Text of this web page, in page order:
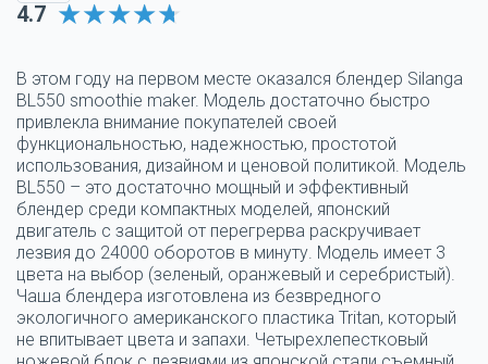
4.7
В этом году на первом месте оказался блендер Silanga
BL550 smoothie maker. Модель достаточно быстро
привлекла внимание покупателей своей
функциональностью, надежностью, простотой
использования, дизайном и ценовой политикой. Модель
BL550 – это достаточно мощный и эффективный
блендер среди компактных моделей, японский
двигатель с защитой от перегрерва раскручивает
лезвия до 24000 оборотов в минуту. Модель имеет 3
цвета на выбор (зеленый, оранжевый и серебристый).
Чаша блендера изготовлена из безвредного
экологичного американского пластика Tritan, который
не впитывает цвета и запахи. Четырехлепестковый